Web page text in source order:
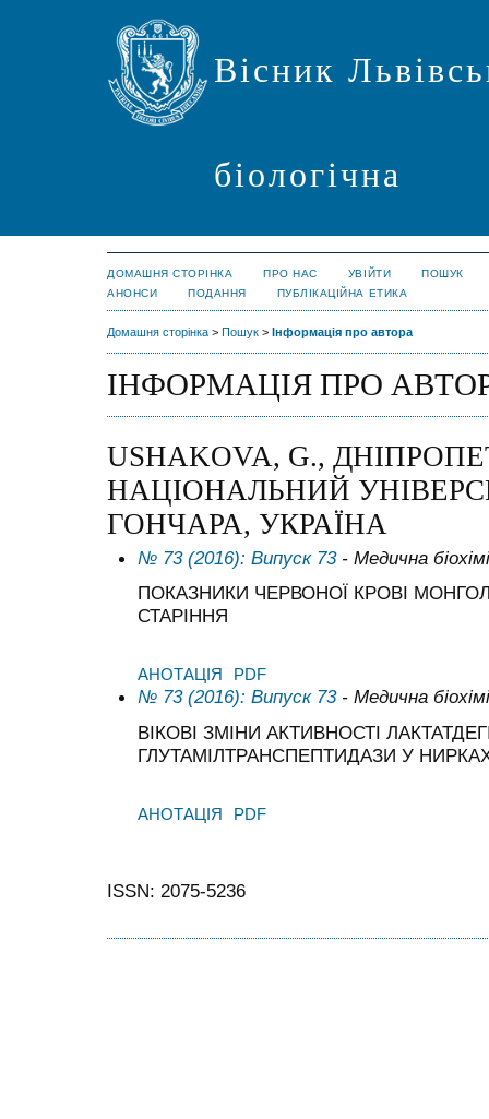
Вісник
біологічна
ДОМАШНЯ СТОРІНКА ПРО НАС УВІЙТИ
ПОШУК
АНОНСИ
ПОДАННЯ ПУБЛІКАЦІЙНА ЕТИКА
Домашня сторінка > Пошук > Інформація про автора
ІНФОРМАЦІЯ ПРО
USHAKOVA, G.,
НАЦІОНАЛЬНИЙ
ГОНЧАРА, УКРАЇНА
№ 73 (2016): Випуск 73- Медична
ПОКАЗНИКИ ЧЕРВОНОЇ КРОВІ
СТАРІННЯ
АНОТАЦІЯ PDF
№ 73 (2016): Випуск 73- Медична
ВІКОВІ ЗМІНИ АКТИВНОСТІ
ГЛУТАМІЛТРАНСПЕПТИДАЗИ У
АНОТАЦІЯ PDF
ISSN: 2075-5236